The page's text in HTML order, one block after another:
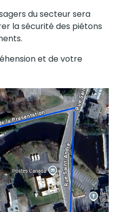
du secteur sera
la sécurité des piétons
et de votre